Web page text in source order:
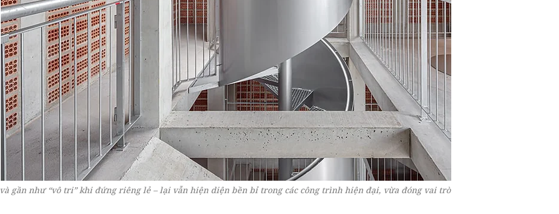
gần như “vô tri” khi đứng riêng lẻ – lại vẫn hiện diện bền bỉ trong các công trình hiện đại, vừa đóng vai trò